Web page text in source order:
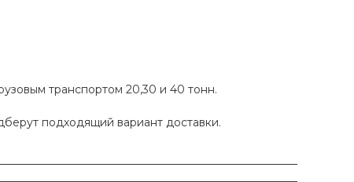
транспортом 20,30 и 40 тонн.
подходящий вариант доставки.